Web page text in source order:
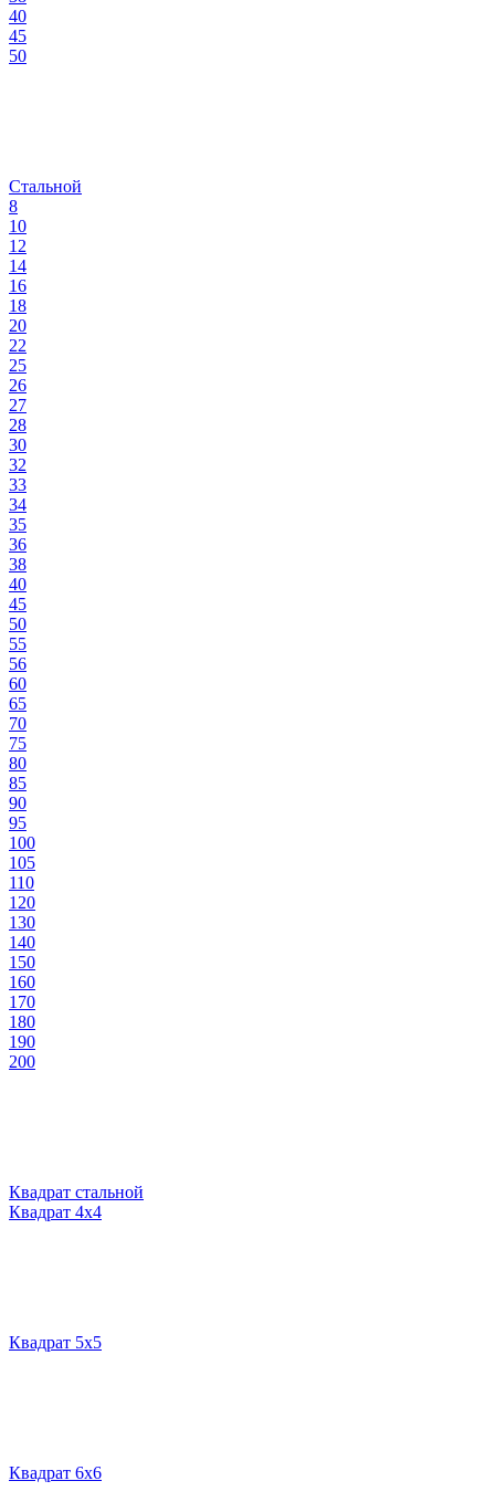
40
45
50
Стальной
8
10
12
14
16
18
20
22
25
26
27
28
30
32
33
34
35
36
38
40
45
50
55
56
60
65
70
75
80
85
90
95
100
105
110
120
130
140
150
160
170
180
190
200
Квадрат стальной
Квадрат 4х4
Квадрат 5х5
Квадрат 6х6